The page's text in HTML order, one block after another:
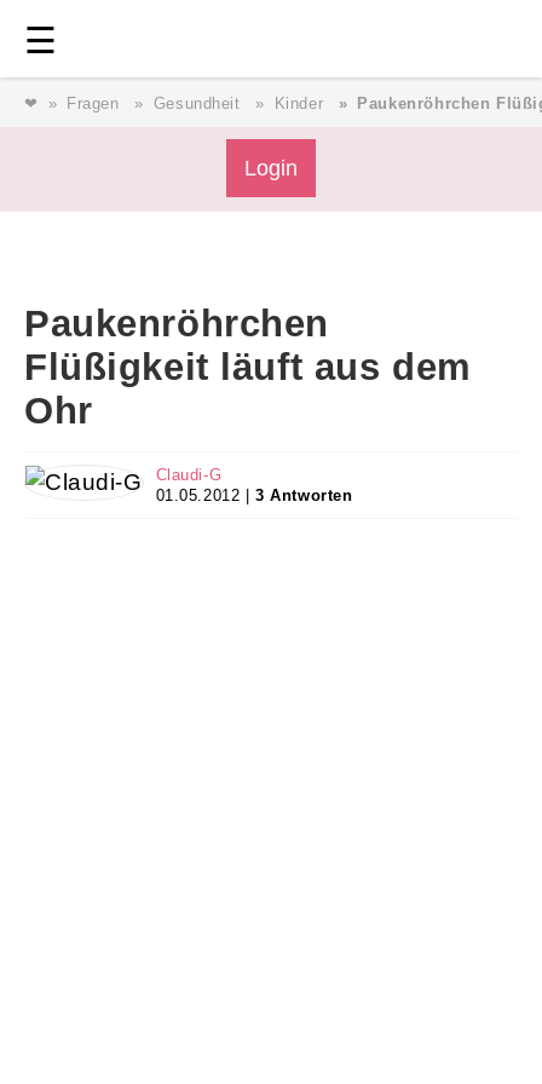
☰
❤ Fragen Gesundheit Kinder Paukenröhrchen
Login
Paukenröhrchen
Flüßigkeit läuft aus dem
Ohr
Claudi-G
01.05.2012 |3 Antworten
Forum
Service
AGB & Impressum